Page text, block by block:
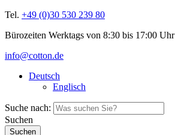
Tel. +49 (0)30 530 239 80
Bürozeiten Werktags von 8:30 bis 17:00 Uhr
info@cotton.de
Deutsch
Englisch
Suche nach:
Suchen